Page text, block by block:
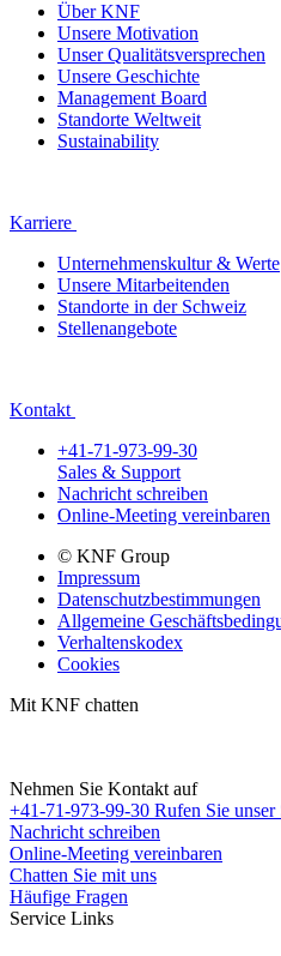
Über KNF
Unsere Motivation
Unser Qualitätsversprechen
Unsere Geschichte
Management Board
Standorte Weltweit
Sustainability
Karriere
Unternehmenskultur & Werte
Unsere Mitarbeitenden
Standorte in der Schweiz
Stellenangebote
Kontakt
+41-71-973-99-30
Sales & Support
Nachricht schreiben
Online-Meeting vereinbaren
© KNF Group
Impressum
Datenschutzbestimmungen
Allgemeine
Verhaltenskodex
Cookies
Mit KNF chatten
Nehmen Sie Kontakt auf
+41-71-973-99-30 Rufen Sie unser
Nachricht schreiben
Online-Meeting vereinbaren
Chatten Sie mit uns
Häufige Fragen
Service Links